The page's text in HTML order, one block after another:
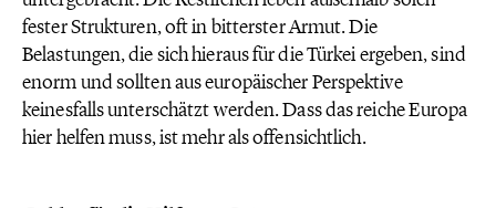
fester Strukturen, oft in bitterster Armut. Die
Belastungen, die sich hieraus für die Türkei ergeben, sind
enorm und sollten aus europäischer Perspektive
keinesfalls unterschätzt werden. Dass das reiche Europa
hier helfen muss, ist mehr als offensichtlich.